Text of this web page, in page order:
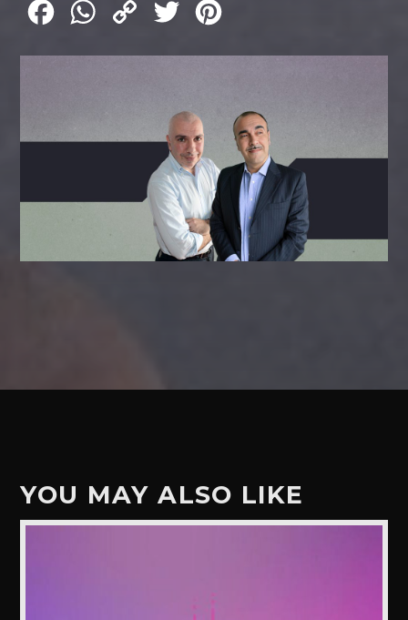
FacebookWhatsApp
Copy
Twitter
YOU MAY ALSO LIKE